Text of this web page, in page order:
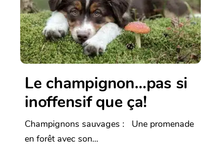
Le champignon…pas si
inoffensif que ça!
Champignons sauvages : Une promenade
en forêt avec son...